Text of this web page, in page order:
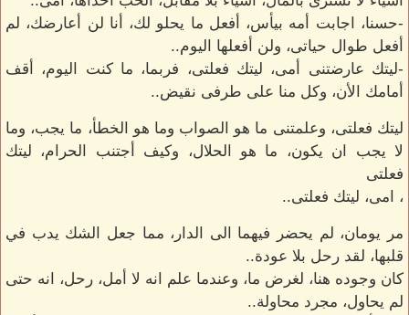
-حسنا، اجابت أمه بيأس، أفعل ما يحلو لك، أنا لن أعارضك، لم
أفعل طوال حياتى، ولن أفعلها اليوم..
-ليتك عارضتنى أمى، ليتك فعلتى، فربما، ما كنت اليوم، أقف
أمامك الأن، وكل منا على طرفى نقيض..
ليتك فعلتى، وعلمتنى ما هو الصواب وما هو الخطأ، ما يجب، وما
لا يجب ان يكون، ما هو الحلال، وكيف أجتنب الحرام، ليتك
فعلتى
، امى، ليتك فعلتى..
مر يومان، لم يحضر فيهما الى الدار، مما جعل الشك يدب في
قلبها، لقد رحل بلا عودة..
كان وجوده هنا، لغرض ما، وعندما علم انه لا أمل، رحل، انه حتى
لم يحاول، مجرد محاولة..